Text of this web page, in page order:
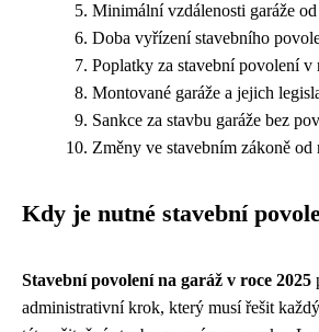
Minimální vzdálenosti garáže
Doba vyřízení stavebního
Poplatky za stavební povolení v
Montované garáže a jejich
Sankce za stavbu garáže bez
Změny ve stavebním zákoně od
Kdy je nutné stavební
Stavební povolení na garáž v roce 2025
administrativní krok, který musí řešit